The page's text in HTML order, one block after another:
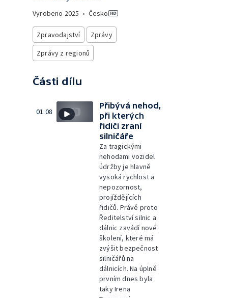
Vyrobeno 2025 • Česko
Zpravodajství
Zprávy
Zprávy z regionů
Části dílu
01:08
Přibývá nehod,
při kterých
řidiči zraní
silničáře
Za tragickými
nehodami vozidel
údržby je hlavně
vysoká rychlost a
nepozornost,
projíždějících
řidičů. Právě proto
Ředitelství silnic a
dálnic zavádí nové
školení, které má
zvýšit bezpečnost
silničářů na
dálnicích. Na úplně
prvním dnes byla
taky Irena